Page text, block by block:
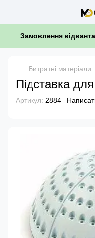
Замовлення
Витратні матеріали
Підставка
Артикул: 2884